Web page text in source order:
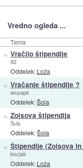
Vredno ogleda ...
Tema
» Vračilo štipendije
tt2
Oddelek: Loža
» Vračanje štipendije ?
wcpapir
Oddelek:Šola
» Zoisova štipendija
Suly
Oddelek:Šola
» Štipendije (Zoisova
bozjak
Oddelek: Loža